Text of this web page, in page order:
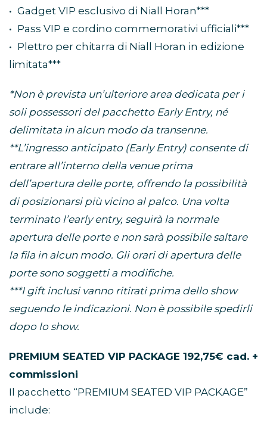
• Gadget VIP esclusivo di Niall Horan***
• Pass VIP e cordino commemorativi ufficiali***
• Plettro per chitarra di Niall Horan in edizione
limitata***
*Non è prevista un’ulteriore area dedicata per i
soli possessori del pacchetto Early Entry, né
delimitata in alcun modo da transenne.
**L’ingresso anticipato (Early Entry) consente di
entrare all’interno della venue prima
dell’apertura delle porte, offrendo la possibilità
di posizionarsi più vicino al palco. Una volta
terminato l’early entry, seguirà la normale
apertura delle porte e non sarà possibile saltare
la fila in alcun modo. Gli orari di apertura delle
porte sono soggetti a modifiche.
***I gift inclusi vanno ritirati prima dello show
seguendo le indicazioni. Non è possibile spedirli
dopo lo show.
PREMIUM SEATED VIP PACKAGE 192,75€ cad. +
commissioni
Il pacchetto “PREMIUM SEATED VIP PACKAGE”
include: